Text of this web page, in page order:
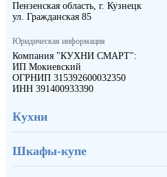
Пензенская область, г. Кузнецк
ул. Гражданская 85
Юридическая информация
Компания "КУХНИ СМАРТ":
ИП Мокиевский
ОГРНИП 315392600032350
ИНН 391400933390
Кухни
Шкафы-купе